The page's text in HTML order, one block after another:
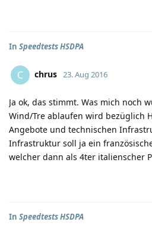
In Speedtests HSDPA
C chrus 23. Aug 2016
Ja ok, das stimmt. Was mich noch
Wind/Tre ablaufen wird bezüglich
Angebote und technischen
Infrastruktur soll ja ein
welcher dann als 4ter italienscher
In Speedtests HSDPA